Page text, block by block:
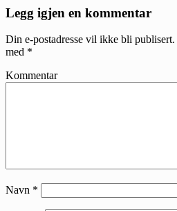
Reader
Legg igjen en kommentar
Din e-postadresse vil ikke bli publisert.
med *
Kommentar
Navn *